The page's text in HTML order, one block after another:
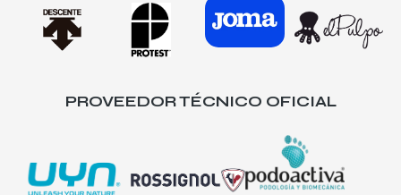
PROVEEDOR TÉCNICO OFICIAL